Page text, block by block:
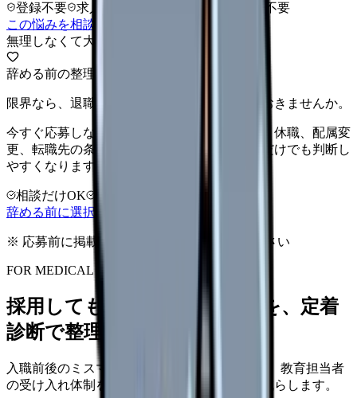
登録不要 求人押し売りなし
病院名は入力不要
この悩みを相談室で整理する
無理しなくて大丈夫
辞める前の整理
限界なら、退職前に次の逃げ道だけ確保しておきませんか。
今すぐ応募しなくても大丈夫です。退職時期、休職、配属変
更、転職先の条件を第三者に整理してもらうだけでも判断し
やすくなります。
相談だけOK
辞める前に選択肢を確認する
※ 応募前に掲載元の最新情報を確認してください
FOR MEDICAL PROVIDERS
採用しても辞めてしまう原因を、定着
診断で整理できます
入職前後のミスマッチ、初月面談、3ヶ月面談、教育担当者
の受け入れ体制を見直し、早期離職の再発を減らします。